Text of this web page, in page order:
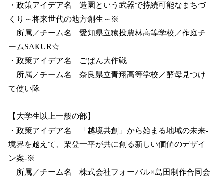
・政策アイデア名 造園という武器で持続可能なまちづ
くり～将来世代の地方創生～※
所属／チーム名 愛知県立猿投農林高等学校／作庭チ
ームSAKUR☆
・政策アイデア名 ごぱん大作戦
所属／チーム名 奈良県立青翔高等学校／酵母見つけ
て使い隊
【大学生以上一般の部】
・政策アイデア名 「越境共創」から始まる地域の未来-
境界を越えて、栗登一平が共に創る新しい価値のデザイ
ン案-※
所属／チーム名 株式会社フォーバル×島田制作合同会